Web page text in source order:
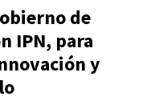
de
IPN, para
y